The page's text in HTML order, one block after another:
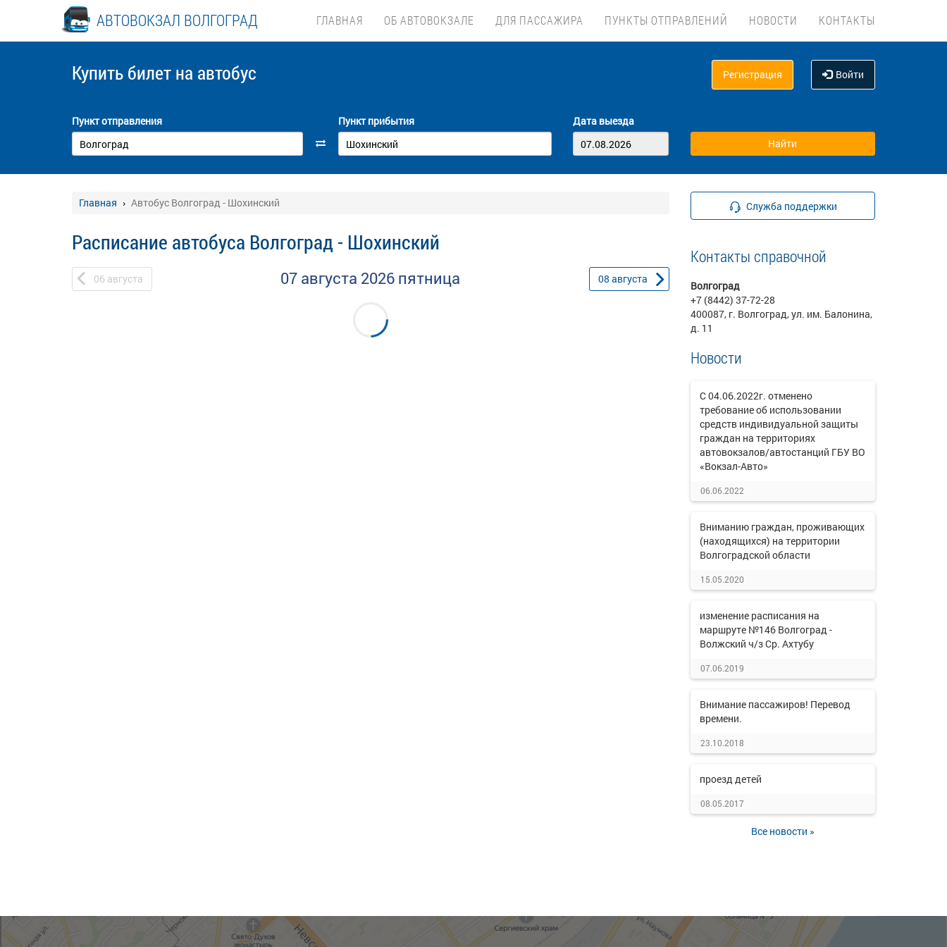
АВТОВОКЗАЛ ВОЛГОГРАД ГЛАВНАЯ ОБ АВТОВОКЗАЛЕ ДЛЯ ПАССАЖИРА ПУНКТЫ ОТПРАВЛЕНИЙ НОВОСТИ КОНТАКТЫ
Купить билет на автобус Регистрация Войти
Пункт отправления Пункт прибытия Дата выезда
Главная Автобус Волгоград - Шохинский
Расписание автобуса Волгоград - Шохинский
06 августа 07 августа 2026 пятница 08 августа
Служба поддержки
Контакты справочной
Волгоград
+7 (8442) 37-72-28
400087, г. Волгоград, ул. им. Балонина,
д. 11
Новости
С 04.06.2022г. отменено
требование об использовании
средств индивидуальной защиты
граждан на территориях
автовокзалов/автостанций ГБУ ВО
«Вокзал-Авто»
06.06.2022
Вниманию граждан, проживающих
(находящихся) на территории
Волгоградской области
15.05.2020
изменение расписания на
маршруте №146 Волгоград -
Волжский ч/з Ср. Ахтубу
07.06.2019
Внимание пассажиров! Перевод
времени.
23.10.2018
проезд детей
08.05.2017
Все новости »